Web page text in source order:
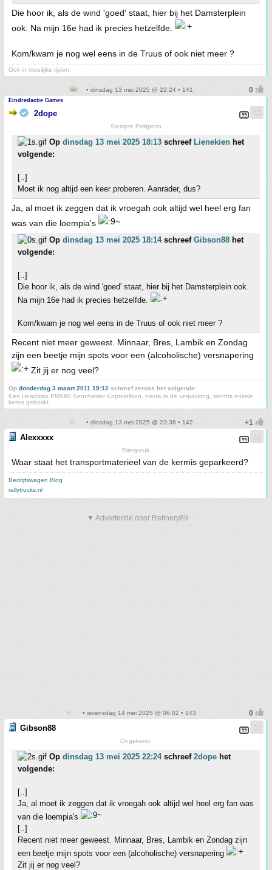
Die hoor ik, als de wind 'goed' staat, hier bij het Damsterplein
ook. Na mijn 16e had ik precies hetzelfde.
Kom/kwam je nog wel eens in de Truus of ook niet meer ?
Ook in moeilijke tijden.
• dinsdag 13 mei 2025 @ 22:24 • 141
Eindredactie Games
2dope
Siempre Peligroso
Op dinsdag 13 mei 2025 18:13 schreef Lienekien het
volgende:
[..]
Moet ik nog altijd een keer proberen. Aanrader, dus?
Ja, al moet ik zeggen dat ik vroegah ook altijd wel heel erg fan
was van die loempia's
Op dinsdag 13 mei 2025 18:14schreef Gibson88 het
volgende:
[..]
Die hoor ik, als de wind 'goed' staat, hier bij het Damsterplein ook.
Na mijn 16e had ik precies hetzelfde.
Kom/kwam je nog wel eens in de Truus of ook niet meer ?
Recent niet meer geweest. Minnaar, Bres, Lambik en Zondag
zijn een beetje mijn spots voor een (alcoholische) versnapering
Zit jij er nog veel?
Op donderdag 3 maart 2011 19:12 schreef zeross het volgende:
Een Headmax PMX60 Sennheiser Koptelefoon, nieuw in de verpakking, slechts enkele
keren gebruikt.
• dinsdag 13 mei 2025 @ 23:36 • 142
Alexxxxx
Friespeuk
Waar staat het transportmaterieel van de kermis geparkeerd?
Bedrijfswagen Blog
rallytrucks.nl
▼ Advertentie door Refinery89
• woensdag 14 mei 2025 @ 06:02 • 143
Gibson88
Ongekend.
Op dinsdag 13 mei 2025 22:24schreef 2dope het
volgende:
[..]
Ja, al moet ik zeggen dat ik vroegah ook altijd wel heel erg fan was
van die loempia's
[..]
Recent niet meer geweest. Minnaar, Bres, Lambik en Zondag zijn
een beetje mijn spots voor een (alcoholische) versnapering
Zit jij er nog veel?